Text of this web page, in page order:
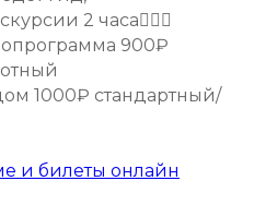
2 часа🙋🏼‍♀️
900₽
1000₽ стандартный/
и билеты онлайн